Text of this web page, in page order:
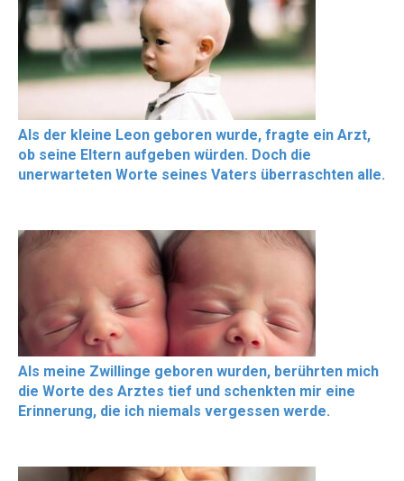
Als der kleine Leon geboren wurde, fragte ein Arzt,
ob seine Eltern aufgeben würden. Doch die
unerwarteten Worte seines Vaters überraschten alle.
Als meine Zwillinge geboren wurden, berührten mich
die Worte des Arztes tief und schenkten mir eine
Erinnerung, die ich niemals vergessen werde.